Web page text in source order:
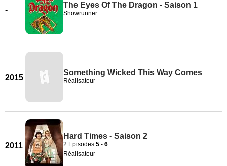
-
The Eyes Of The Dragon - Saison 1
Showrunner
2015
Something Wicked This Way Comes
Réalisateur
2011
Hard Times - Saison 2
2 Episodes 5 - 6
Réalisateur